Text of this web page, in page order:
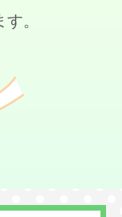
。